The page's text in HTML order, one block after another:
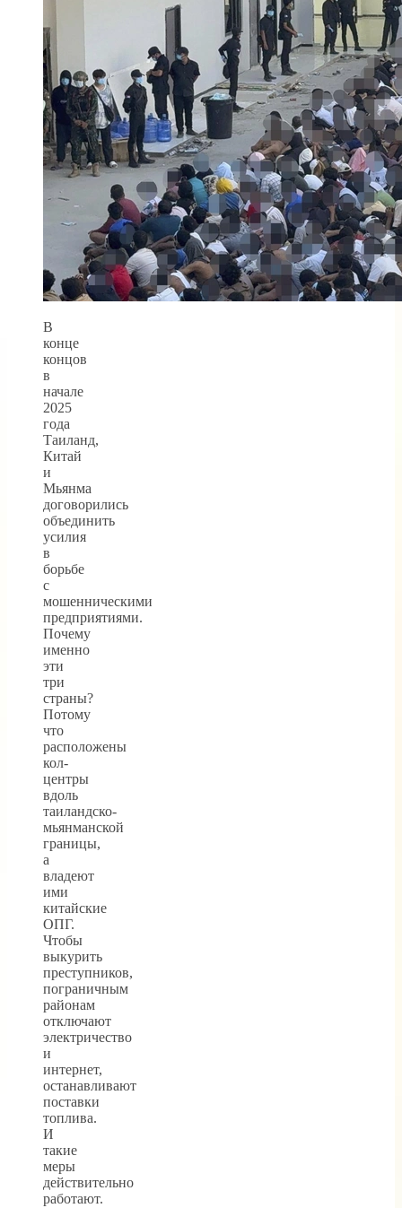
В
конце
концов
в
начале
2025
года
Таиланд,
Китай
и
Мьянма
договорились
объединить
усилия
в
борьбе
с
мошенническими
предприятиями.
Почему
именно
эти
три
страны?
Потому
что
расположены
кол-
центры
вдоль
таиландско-
мьянманской
границы,
а
владеют
ими
китайские
ОПГ.
Чтобы
выкурить
преступников,
пограничным
районам
отключают
электричество
и
интернет,
останавливают
поставки
топлива.
И
такие
меры
действительно
работают.